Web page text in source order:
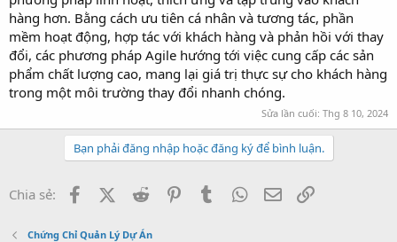
hàng hơn. Bằng cách ưu tiên cá nhân và tương tác, phần
mềm hoạt động, hợp tác với khách hàng và phản hồi với thay
đổi, các phương pháp Agile hướng tới việc cung cấp các sản
phẩm chất lượng cao, mang lại giá trị thực sự cho khách hàng
trong một môi trường thay đổi nhanh chóng.
Sửa lần cuối: Thg 8 10, 2024
Bạn phải đăng nhập hoặc đăng ký để bình luận.
Chia sẻ: FacebookX (Twitter)
Reddit PinterestTumblr WhatsApp
Email
Chứng Chỉ Quản Lý Dự Án